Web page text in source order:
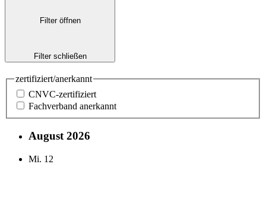
Filter öffnen
Filter schließen
zertifiziert/anerkannt
CNVC-zertifiziert
Fachverband anerkannt
August 2026
Mi. 12